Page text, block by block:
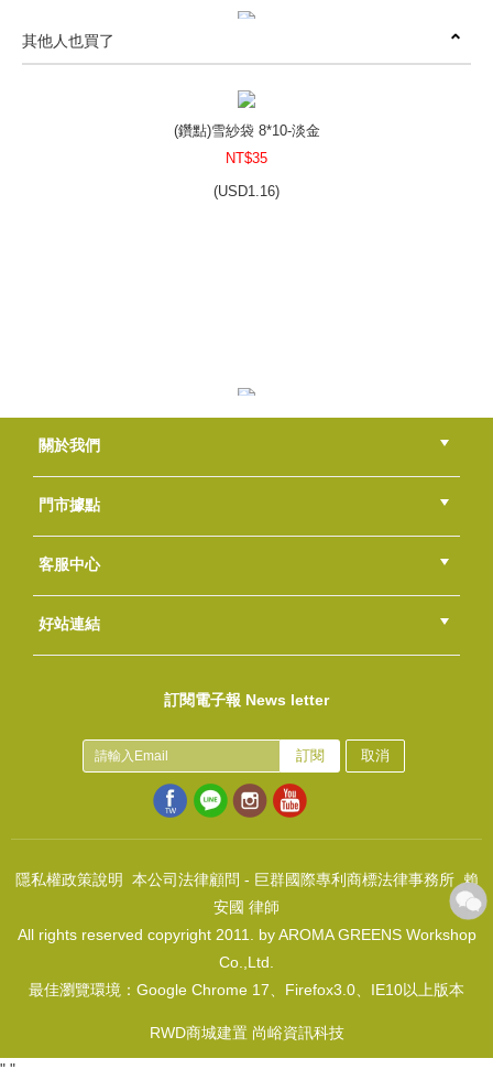
USD6.64)
(USD2.66)
華麗教堂矽膠模-單款六穴
NT$300
其他人也買了
(鑽點)雪紗袋 8*10-淡金
NT$35
(USD1.16)
關於我們
公司簡介
品牌故事
最新消息
隱私權聲明
版權聲明
門市據點
總部
北區
中區
南區
東區
海外
客服中心
會員等級
購物流程
訂單查詢
常見問題
海外訂購流程
連絡我們
下載專區
紅利點數
好站連結
訂閱電子報 News letter
訂閱 取消
隱私權政策說明 本公司法律顧問 - 巨群國際專利商標法律事務所 賴
安國 律師
All rights reserved copyright 2011. by AROMA GREENS Workshop
Co.,Ltd.
最佳瀏覽環境：Google Chrome 17、Firefox3.0、IE10以上版本
RWD商城建置 尚峪資訊科技
" "